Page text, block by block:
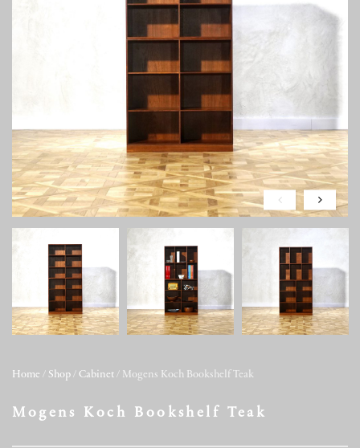
Home / Shop / Cabinet / Mogens Koch Bookshelf Teak
Mogens Koch Bookshelf Teak